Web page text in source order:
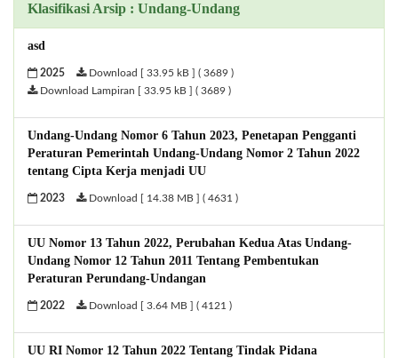
Klasifikasi Arsip : Undang-Undang
asd
2025
Download [ 33.95 kB ] ( 3689 )
Download Lampiran [ 33.95 kB ] ( 3689 )
Undang-Undang Nomor 6 Tahun 2023, Penetapan Pengganti
Peraturan Pemerintah Undang-Undang Nomor 2 Tahun 2022
tentang Cipta Kerja menjadi UU
2023 Download [ 14.38 MB ] ( 4631 )
UU Nomor 13 Tahun 2022, Perubahan Kedua Atas Undang-
Undang Nomor 12 Tahun 2011 Tentang Pembentukan
Peraturan Perundang-Undangan
2022 Download [ 3.64 MB ] ( 4121 )
UU RI Nomor 12 Tahun 2022 Tentang Tindak Pidana